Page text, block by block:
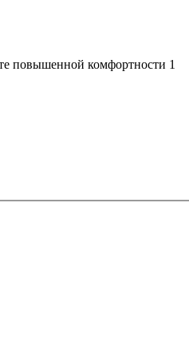
повышенной комфортности 1